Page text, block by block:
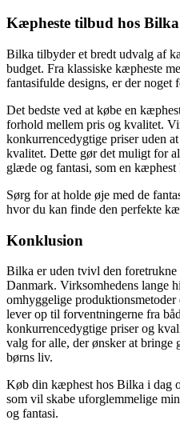
Kæpheste tilbud hos Bilka
Bilka tilbyder et bredt udvalg af
budget. Fra klassiske kæpheste
fantasifulde designs, er der noget
Det bedste ved at købe en
forhold mellem pris og kvalitet.
konkurrencedygtige priser uden
kvalitet. Dette gør det muligt for
glæde og fantasi, som en kæphest
Sørg for at holde øje med de
hvor du kan finde den perfekte
Konklusion
Bilka er uden tvivl den
Danmark. Virksomhedens lange
omhyggelige
lever op til forventningerne fra
konkurrencedygtige priser og
valg for alle, der ønsker at
børns liv.
Køb din kæphest hos Bilka i dag
som vil skabe uforglemmelige
og fantasi.